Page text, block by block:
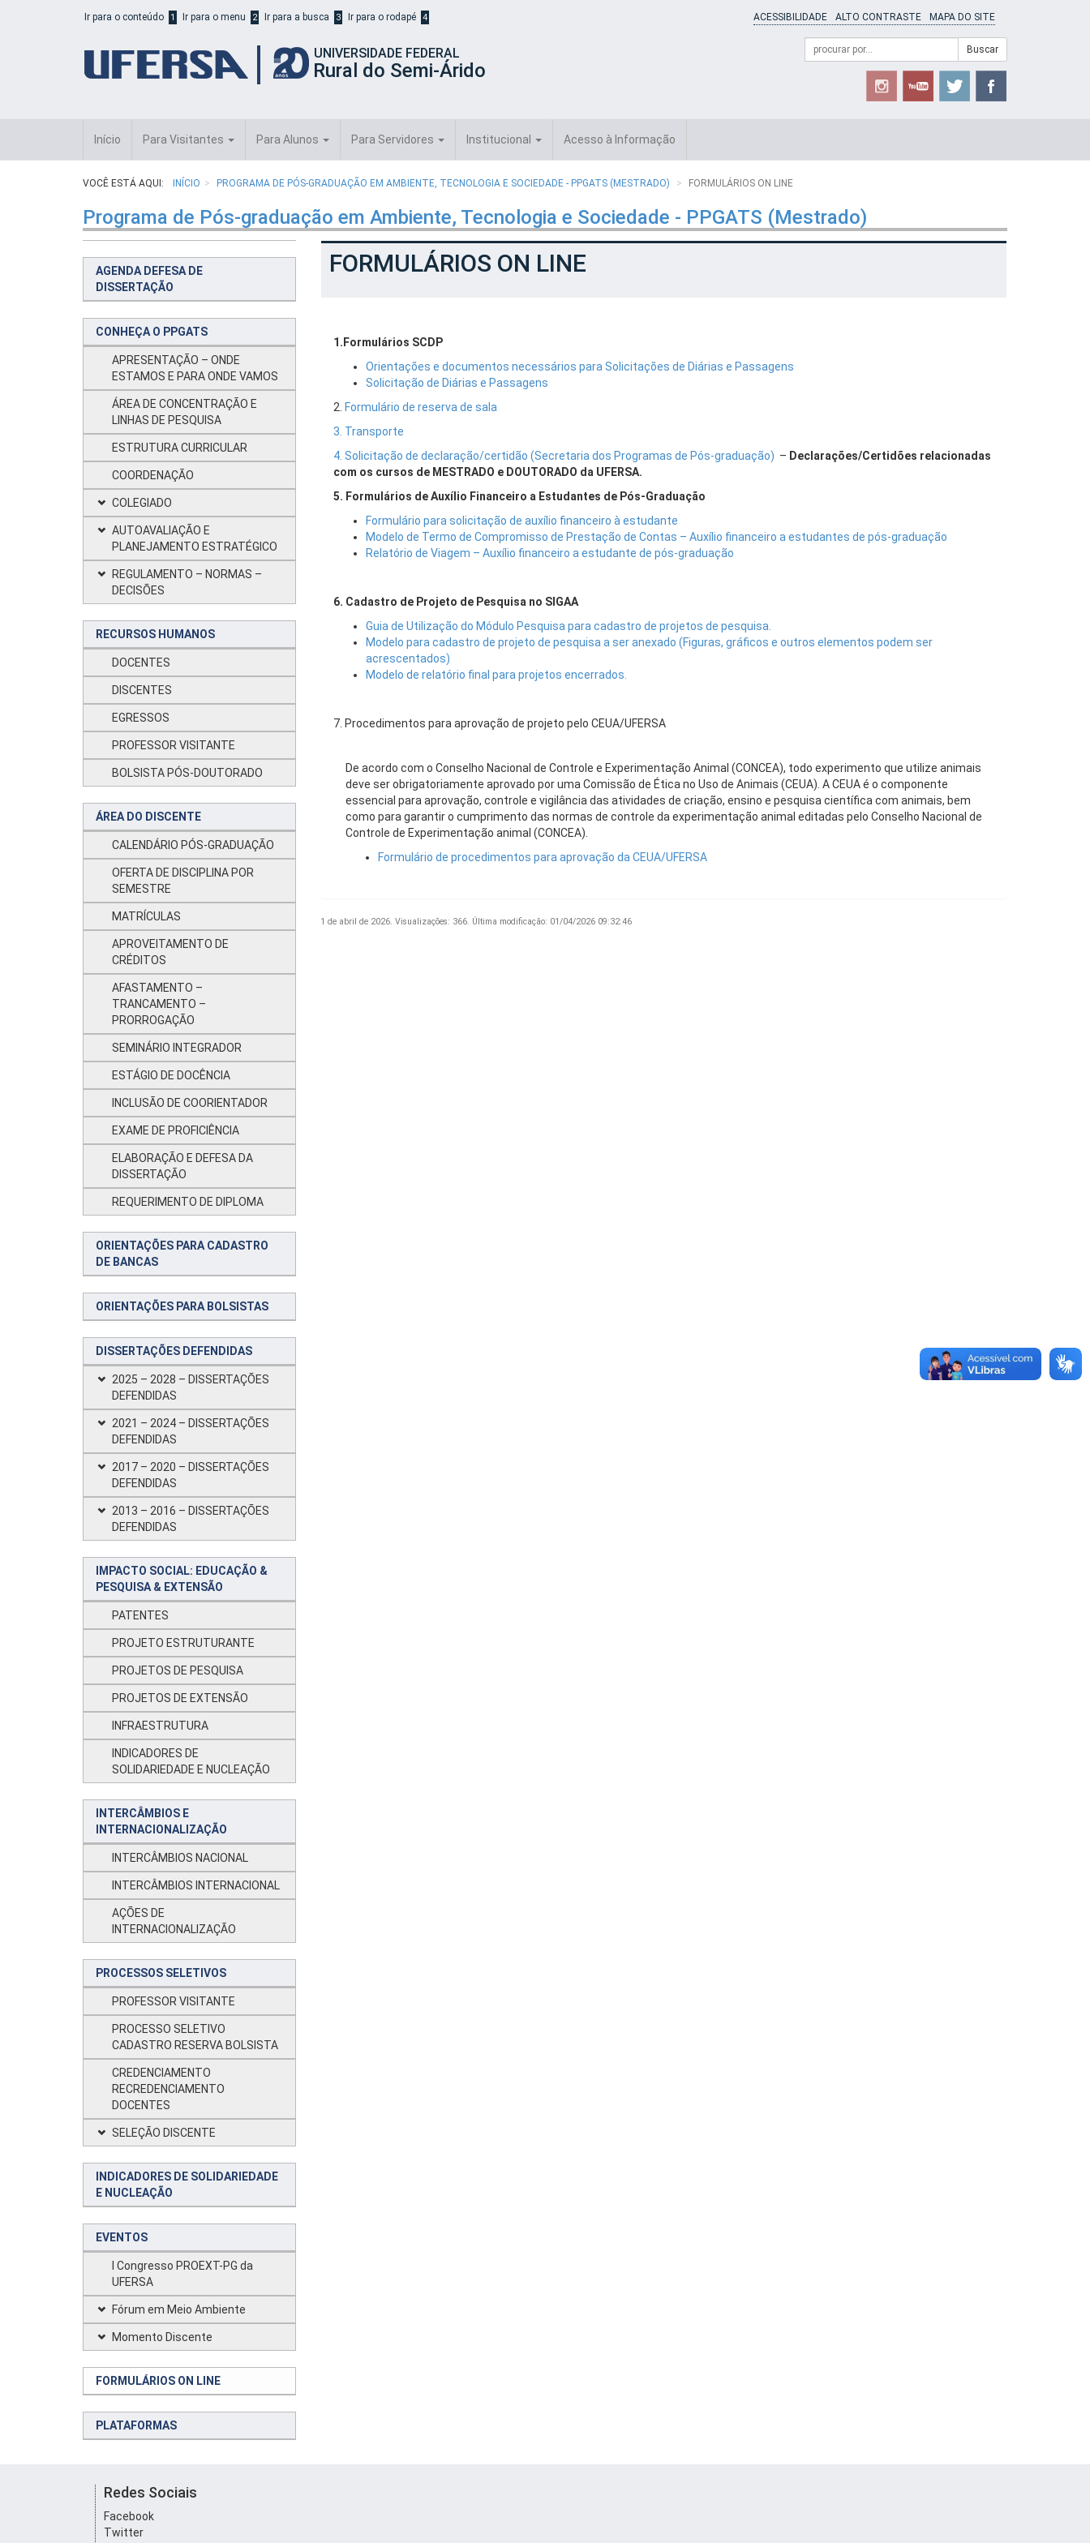
Ir para o conteúdo 1 Ir para o menu 2 Ir para a busca 3 Ir para o rodapé 4 ACESSIBILIDADE ALTO CONTRASTE MAPA DO SITE
UNIVERSIDADE FEDERAL
Rural do Semi-Árido
Formulário
Campo
de
Buscar
Início Para Visitantes Para Alunos Para Servidores Institucional Acesso à Informação
VOCÊ ESTÁ AQUI: INÍCIO PROGRAMA DE PÓS-GRADUAÇÃO EM AMBIENTE, TECNOLOGIA E SOCIEDADE - PPGATS (MESTRADO) FORMULÁRIOS ON LINE
Programa de Pós-graduação em Ambiente, Tecnologia e Sociedade - PPGATS (Mestrado)
AGENDA DEFESA DE
DISSERTAÇÃO
CONHEÇA O PPGATS
APRESENTAÇÃO – ONDE
ESTAMOS E PARA ONDE VAMOS
ÁREA DE CONCENTRAÇÃO E
LINHAS DE PESQUISA
ESTRUTURA CURRICULAR
COORDENAÇÃO
COLEGIADO
AUTOAVALIAÇÃO E
PLANEJAMENTO ESTRATÉGICO
REGULAMENTO – NORMAS –
DECISÕES
RECURSOS HUMANOS
DOCENTES
DISCENTES
EGRESSOS
PROFESSOR VISITANTE
BOLSISTA PÓS-DOUTORADO
ÁREA DO DISCENTE
CALENDÁRIO PÓS-GRADUAÇÃO
OFERTA DE DISCIPLINA POR
SEMESTRE
MATRÍCULAS
APROVEITAMENTO DE
CRÉDITOS
AFASTAMENTO –
TRANCAMENTO –
PRORROGAÇÃO
SEMINÁRIO INTEGRADOR
ESTÁGIO DE DOCÊNCIA
INCLUSÃO DE COORIENTADOR
EXAME DE PROFICIÊNCIA
ELABORAÇÃO E DEFESA DA
DISSERTAÇÃO
REQUERIMENTO DE DIPLOMA
ORIENTAÇÕES PARA CADASTRO
DE BANCAS
ORIENTAÇÕES PARA BOLSISTAS
DISSERTAÇÕES DEFENDIDAS
2025 – 2028 – DISSERTAÇÕES
DEFENDIDAS
2021 – 2024 – DISSERTAÇÕES
DEFENDIDAS
2017 – 2020 – DISSERTAÇÕES
DEFENDIDAS
2013 – 2016 – DISSERTAÇÕES
DEFENDIDAS
IMPACTO SOCIAL: EDUCAÇÃO &
PESQUISA & EXTENSÃO
PATENTES
PROJETO ESTRUTURANTE
PROJETOS DE PESQUISA
PROJETOS DE EXTENSÃO
INFRAESTRUTURA
INDICADORES DE
SOLIDARIEDADE E NUCLEAÇÃO
INTERCÂMBIOS E
INTERNACIONALIZAÇÃO
INTERCÂMBIOS NACIONAL
INTERCÂMBIOS INTERNACIONAL
AÇÕES DE
INTERNACIONALIZAÇÃO
PROCESSOS SELETIVOS
PROFESSOR VISITANTE
PROCESSO SELETIVO
CADASTRO RESERVA BOLSISTA
CREDENCIAMENTO
RECREDENCIAMENTO
DOCENTES
SELEÇÃO DISCENTE
INDICADORES DE SOLIDARIEDADE
E NUCLEAÇÃO
EVENTOS
I Congresso PROEXT-PG da
UFERSA
Fórum em Meio Ambiente
Momento Discente
FORMULÁRIOS ON LINE
PLATAFORMAS
FORMULÁRIOS ON LINE
1.Formulários SCDP
Orientações e documentos necessários para Solicitações de Diárias e Passagens
Solicitação de Diárias e Passagens
2. Formulário de reserva de sala
3. Transporte
4. Solicitação de declaração/certidão (Secretaria dos Programas de Pós-graduação) – Declarações/Certidões relacionadas
com os cursos de MESTRADO e DOUTORADO da UFERSA.
5. Formulários de Auxílio Financeiro a Estudantes de Pós-Graduação
Formulário para solicitação de auxílio financeiro à estudante
Modelo de Termo de Compromisso de Prestação de Contas – Auxílio financeiro a estudantes de pós-graduação
Relatório de Viagem – Auxílio financeiro a estudante de pós-graduação
6. Cadastro de Projeto de Pesquisa no SIGAA
Guia de Utilização do Módulo Pesquisa para cadastro de projetos de pesquisa.
Modelo para cadastro de projeto de pesquisa a ser anexado (Figuras, gráficos e outros elementos podem ser
acrescentados)
Modelo de relatório final para projetos encerrados.
7. Procedimentos para aprovação de projeto pelo CEUA/UFERSA
De acordo com o Conselho Nacional de Controle e Experimentação Animal (CONCEA), todo experimento que utilize animais
deve ser obrigatoriamente aprovado por uma Comissão de Ética no Uso de Animais (CEUA). A CEUA é o componente
essencial para aprovação, controle e vigilância das atividades de criação, ensino e pesquisa científica com animais, bem
como para garantir o cumprimento das normas de controle da experimentação animal editadas pelo Conselho Nacional de
Controle de Experimentação animal (CONCEA).
Formulário de procedimentos para aprovação da CEUA/UFERSA
1 de abril de 2026. Visualizações: 366. Última modificação: 01/04/2026 09:32:46
Redes Sociais
Facebook
Twitter